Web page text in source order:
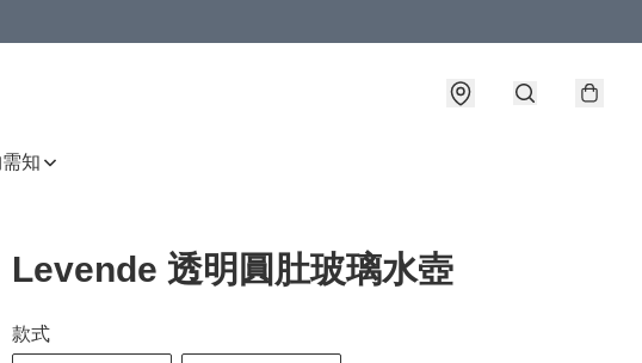
知
Levende 透明圓肚玻璃水壺
款式